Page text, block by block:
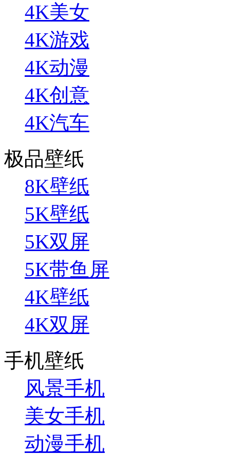
4K美女
4K游戏
4K动漫
4K创意
4K汽车
极品壁纸
8K壁纸
5K壁纸
5K双屏
5K带鱼屏
4K壁纸
4K双屏
手机壁纸
风景手机
美女手机
动漫手机